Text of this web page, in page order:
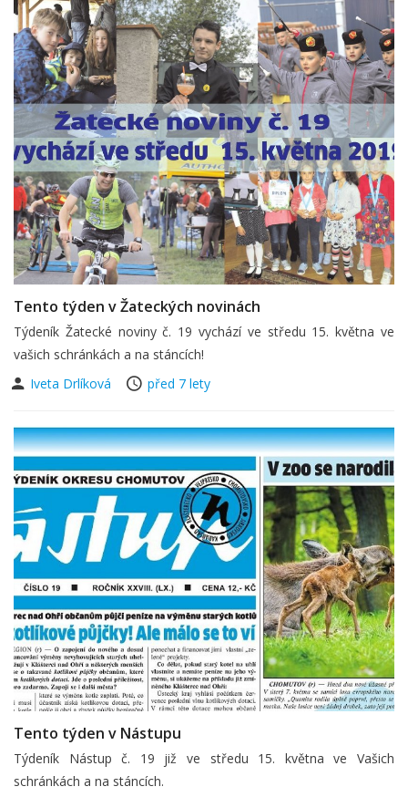
Tento týden v Žateckých novinách
Týdeník Žatecké noviny č. 19 vychází ve středu 15. května ve
vašich schránkách a na stáncích!
Iveta Drlíková
před 7 lety
Tento týden v Nástupu
Týdeník Nástup č. 19 již ve středu 15. května ve Vašich
schránkách a na stáncích.